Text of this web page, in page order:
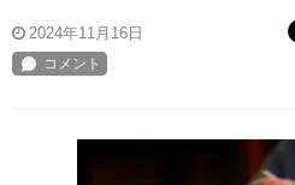
2024年11月16日